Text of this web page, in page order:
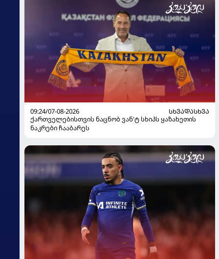
09:24/07-08-2026
ᲡᲮᲕᲐᲓᲐᲡᲮᲕᲐ
ქართველებისთვის ნაცნობ ვან'ტ სხიპს ყაზახეთის
ნაკრები ჩააბარეს